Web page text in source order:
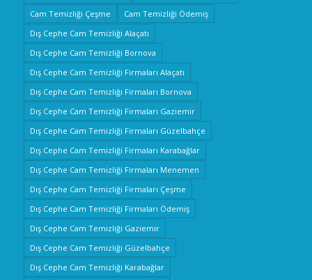
Cam Temizliği Çeşme
Cam Temizliği Ödemiş
Dış Cephe Cam Temizliği Alaçatı
Dış Cephe Cam Temizliği Bornova
Dış Cephe Cam Temizliği Firmaları Alaçatı
Dış Cephe Cam Temizliği Firmaları Bornova
Dış Cephe Cam Temizliği Firmaları Gaziemir
Dış Cephe Cam Temizliği Firmaları Güzelbahçe
Dış Cephe Cam Temizliği Firmaları Karabağlar
Dış Cephe Cam Temizliği Firmaları Menemen
Dış Cephe Cam Temizliği Firmaları Çeşme
Dış Cephe Cam Temizliği Firmaları Ödemiş
Dış Cephe Cam Temizliği Gaziemir
Dış Cephe Cam Temizliği Güzelbahçe
Dış Cephe Cam Temizliği Karabağlar